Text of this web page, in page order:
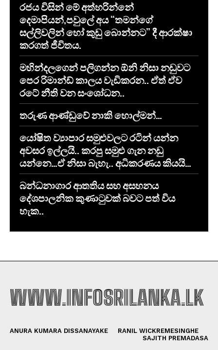
රජය විසින් මේ අත්හරින්නේ
දෙමාපියන්,පවුලේ අය “තමන්ගේ
සල්ලිවලින් හෝ කුඩු බොන්නට” දී ආරක්ෂා
කරගත් ජීවිතය.
මහින්දලගෙන් පලිගන්න ඕනි නිසා නඩුවට
පෙර රිමාන්ඩ් කාලය වැඩිකරන.. ඒත් ඒව
රටේ නීති වන සංශෝධන..
තරුණ ආණ්ඩුවේ නාකි හොල්මන්…
යෝෂිත ව්‍යාපාර සමුළුවලට රටින් යන්න
අවසර ඉල්ලයි.. කරපු සමුළු ගැන නඩු
යන්නෙ…ඒ නිසා බැහැ.. අධිකරණය කියයි…
​බන්ධනාගාර ආතතිය සහ අසහනය
දේශපාලනික කුණාටුවක් බවට පත් විය
හැක..
WWW.INFOSRILANKA.LK
ANURA KUMARA DISSANAYAKE
RANIL WICKREMESINGHE
SAJITH PREMADASA